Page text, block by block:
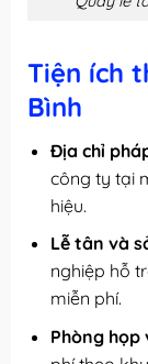
Tiện ích
Bình
Địa chỉ
công ty tại
hiệu.
Lễ tân và
nghiệp hỗ
miễn phí.
Phòng họp